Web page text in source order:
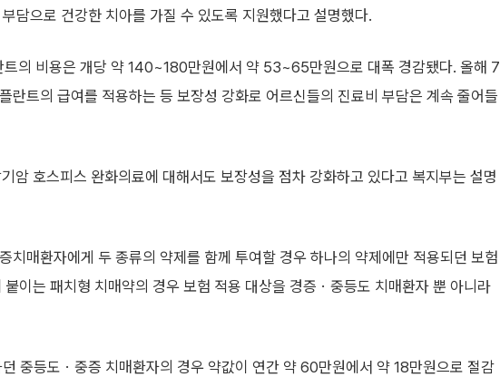
담으로 건강한 치아를 가질 수 있도록 지원했다고 설명했다.
트의 비용은 개당 약 140~180만원에서 약 53~65만원으로 대폭 경감됐다. 올해 7
란트의 급여를 적용하는 등 보장성 강화로 어르신들의 진료비 부담은 계속 줄어들
암 호스피스 완화의료에 대해서도 보장성을 점차 강화하고 있다고 복지부는 설명
치매환자에게 두 종류의 약제를 함께 투여할 경우 하나의 약제에만 적용되던 보험
이는 패치형 치매약의 경우 보험 적용 대상을 경증ㆍ중등도 치매환자 뿐 아니라
중등도ㆍ중증 치매환자의 경우 약값이 연간 약 60만원에서 약 18만원으로 절감